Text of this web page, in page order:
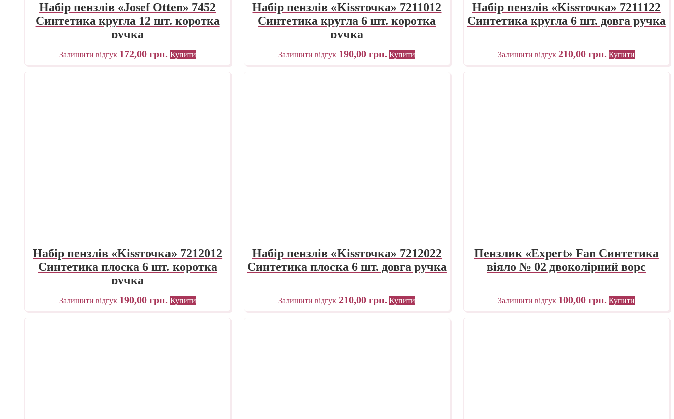
Набір пензлів «Josef Otten» 7452
Синтетика кругла 12 шт. коротка
ручка
Залишити відгук 172,00 грн. Купити
Набір пензлів «Kissточка» 7211012
Синтетика кругла 6 шт. коротка
ручка
Залишити відгук 190,00грн. Купити
Набір пензлів «Kissточка» 7211122
Синтетика кругла 6 шт. довга ручка
Залишити відгук 210,00грн. Купити
Набір пензлів «Kissточка» 7212012
Синтетика плоска 6 шт. коротка
ручка
Залишити відгук 190,00 грн. Купити
Набір пензлів «Kissточка» 7212022
Синтетика плоска 6 шт. довга ручка
Залишити відгук 210,00грн. Купити
Пензлик «Expert» Fan Синтетика
віяло № 02 двоколірний ворс
Залишити відгук 100,00грн. Купити